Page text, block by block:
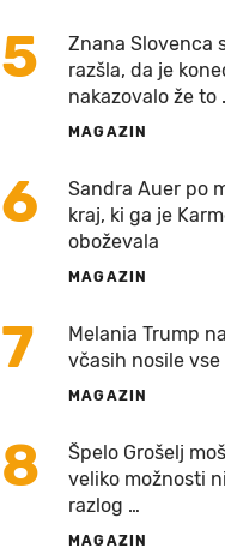
5
Znana Slovenca
razšla, da je
nakazovalo že to
MAGAZIN
6
Sandra Auer po
kraj, ki ga je
oboževala
MAGAZIN
7
Melania Trump
včasih nosile
MAGAZIN
8
Špelo Grošelj
veliko možnosti
razlog …
MAGAZIN